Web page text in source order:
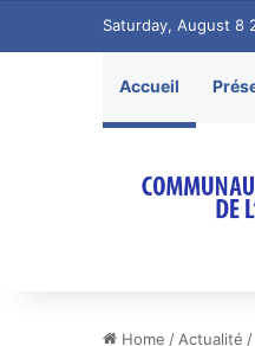
Saturday, August 8
Accueil
Home / Actualité /